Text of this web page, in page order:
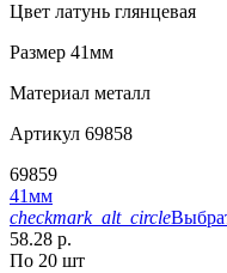
Цвет латунь глянцевая
Размер 41мм
Материал металл
Артикул 69858
69859
41мм
checkmark_alt_circle
58.28 р.
По 20 шт